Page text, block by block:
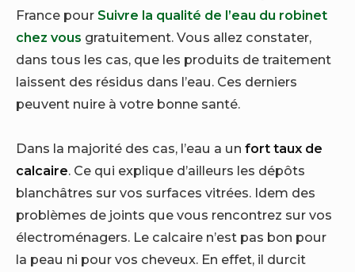
France pour Suivre la qualité de l’eau du robinet
chez vous gratuitement. Vous allez constater,
dans tous les cas, que les produits de traitement
laissent des résidus dans l’eau. Ces derniers
peuvent nuire à votre bonne santé.
Dans la majorité des cas, l’eau a un fort taux de
calcaire. Ce qui explique d’ailleurs les dépôts
blanchâtres sur vos surfaces vitrées. Idem des
problèmes de joints que vous rencontrez sur vos
électroménagers. Le calcaire n’est pas bon pour
la peau ni pour vos cheveux. En effet, il durcit